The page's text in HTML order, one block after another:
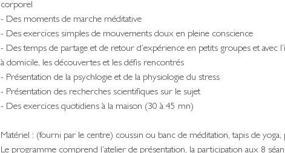
corporel
- Des moments de marche méditative
- Des exercices simples de mouvements doux en pleine conscience
- Des temps de partage et de retour d’expérience en petits groupes et avec
à domicile, les découvertes et les défis rencontrés
- Présentation de la psychlogie et de la physiologie du stress
- Présentation des recherches scientifiques sur le sujet
- Des exercices quotidiens à la maison (30 à 45 mn)
Matériel : (fourni par le centre) coussin ou banc de méditation, tapis de yoga,
Le programme comprend l’atelier de présentation, la participation aux 8